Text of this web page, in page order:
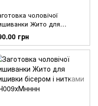
чоловічої
Жито для
бісером і нитками
грн